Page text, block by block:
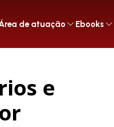
de atuação Ebooks
e